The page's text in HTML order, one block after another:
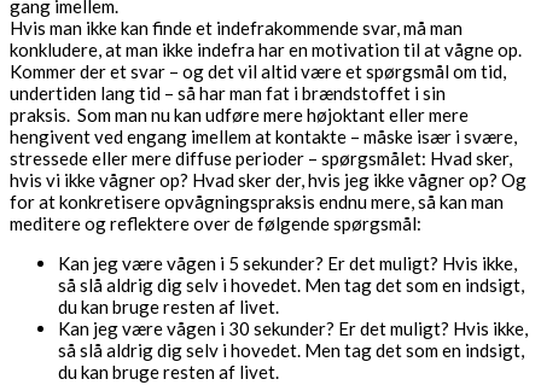
gang imellem.
Hvis man ikke kan finde et indefrakommende svar, må man
konkludere, at man ikke indefra har en motivation til at vågne op.
Kommer der et svar – og det vil altid være et spørgsmål om tid,
undertiden lang tid – så har man fat i brændstoffet i sin
praksis. Som man nu kan udføre mere højoktant eller mere
hengivent ved engang imellem at kontakte – måske især i svære,
stressede eller mere diffuse perioder – spørgsmålet: Hvad sker,
hvis vi ikke vågner op? Hvad sker der, hvis jeg ikke vågner op? Og
for at konkretisere opvågningspraksis endnu mere, så kan man
meditere og reflektere over de følgende spørgsmål:
Kan jeg være vågen i 5 sekunder? Er det muligt? Hvis ikke,
så slå aldrig dig selv i hovedet. Men tag det som en indsigt,
du kan bruge resten af livet.
Kan jeg være vågen i 30 sekunder? Er det muligt? Hvis ikke,
så slå aldrig dig selv i hovedet. Men tag det som en indsigt,
du kan bruge resten af livet.